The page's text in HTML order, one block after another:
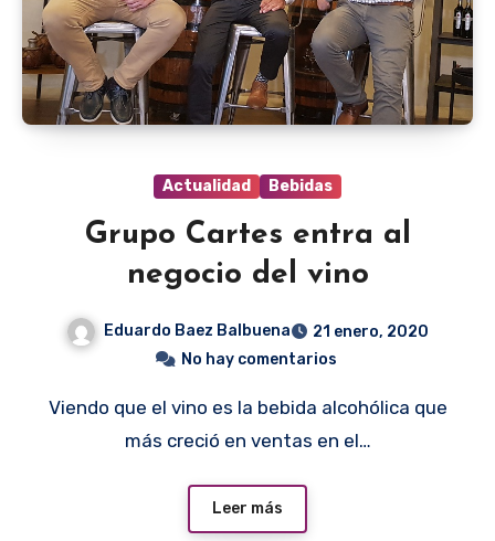
Actualidad Bebidas
Grupo Cartes entra al
negocio del vino
Eduardo Baez Balbuena
21 enero, 2020
No hay comentarios
Viendo que el vino es la bebida alcohólica que
más creció en ventas en el…
Leer más